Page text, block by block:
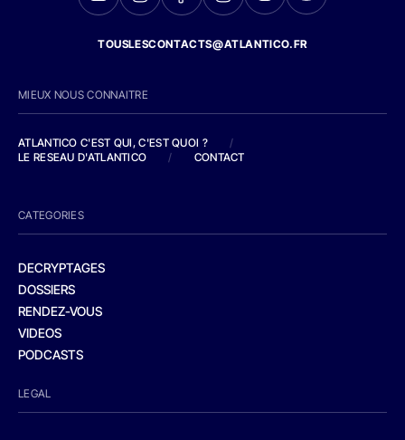
TOUSLESCONTACTS@ATLANTICO.FR
MIEUX NOUS CONNAITRE
ATLANTICO C'EST QUI, C'EST QUOI ?
/
LE RESEAU D'ATLANTICO
/ CONTACT
CATEGORIES
DECRYPTAGES
DOSSIERS
RENDEZ-VOUS
VIDEOS
PODCASTS
LEGAL